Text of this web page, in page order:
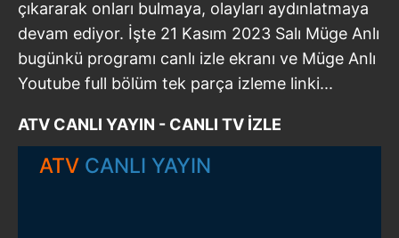
çıkararak onları bulmaya, olayları aydınlatmaya
devam ediyor. İşte 21 Kasım 2023 Salı Müge Anlı
bugünkü programı canlı izle ekranı ve Müge Anlı
Youtube full bölüm tek parça izleme linki...
ATV CANLI YAYIN - CANLI TV İZLE
ATV CANLI YAYIN